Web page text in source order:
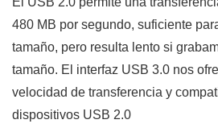
480 MB por segundo, suficiente
tamaño, pero resulta lento si
tamaño. El interfaz USB 3.0 nos
velocidad de transferencia y
dispositivos USB 2.0